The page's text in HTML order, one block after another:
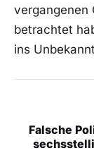
vergangenen⁢
betrachtet
ins​
Falsche